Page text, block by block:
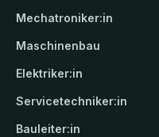
Mechatroniker:in
Maschinenbau
Elektriker:in
Servicetechniker:in
Bauleiter:in